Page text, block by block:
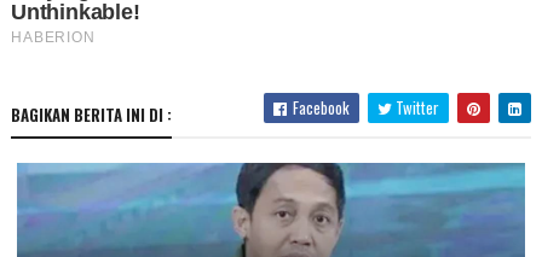
BAGIKAN BERITA INI DI : Facebook Twitter